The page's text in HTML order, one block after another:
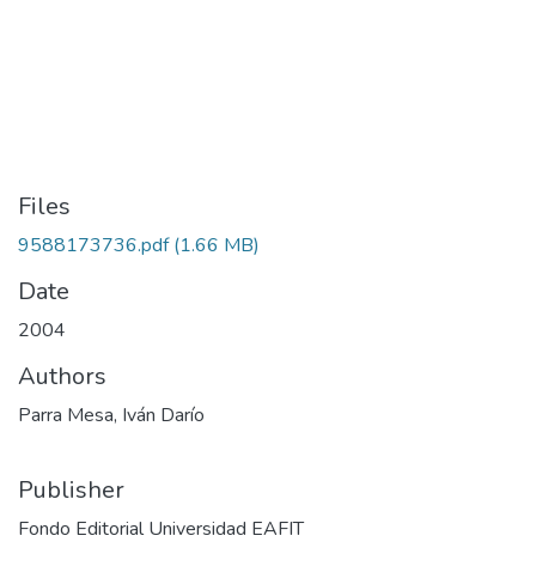
Files
9588173736.pdf(1.66 MB)
Date
2004
Authors
Parra Mesa, Iván Darío
Publisher
Fondo Editorial Universidad EAFIT